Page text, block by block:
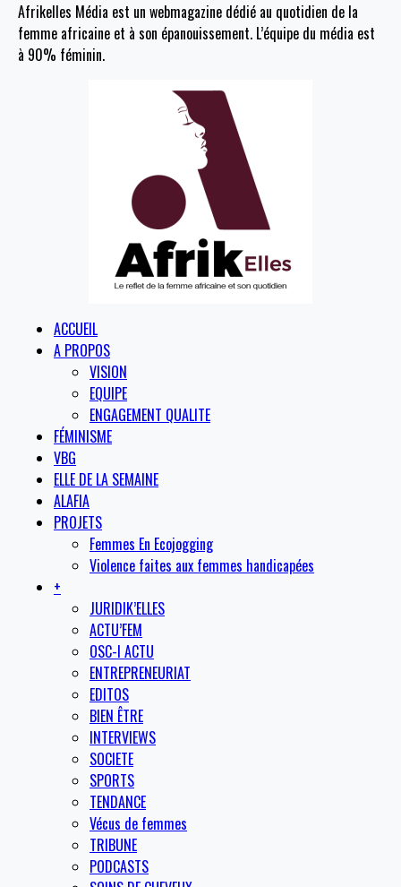
Afrikelles Média est un webmagazine dédié au quotidien de la
femme africaine et à son épanouissement. L’équipe du média est
à 90% féminin.
ACCUEIL
A PROPOS
VISION
EQUIPE
ENGAGEMENT QUALITE
FÉMINISME
VBG
ELLE DE LA SEMAINE
ALAFIA
PROJETS
Femmes En Ecojogging
Violence faites aux femmes handicapées
+
JURIDIK’ELLES
ACTU’FEM
OSC-I ACTU
ENTREPRENEURIAT
EDITOS
BIEN ÊTRE
INTERVIEWS
SOCIETE
SPORTS
TENDANCE
Vécus de femmes
TRIBUNE
PODCASTS